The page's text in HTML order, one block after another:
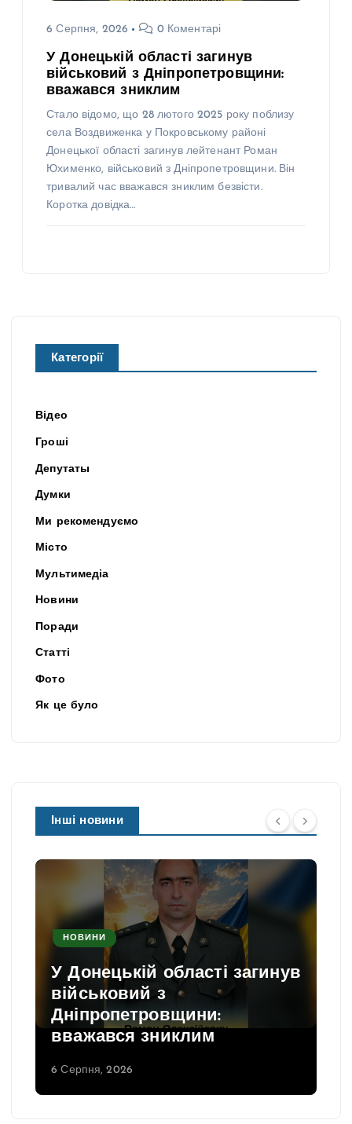
6 Серпня, 2026 0 Коментарі
У Донецькій області загинув
військовий з Дніпропетровщини:
вважався зниклим
Стало відомо, що 28 лютого 2025 року поблизу
села Воздвиженка у Покровському районі
Донецької області загинув лейтенант Роман
Юхименко, військовий з Дніпропетровщини. Він
тривалий час вважався зниклим безвісти.
Коротка довідка…
Категорії
Відео
Гроші
Депутаты
Думки
Ми рекомендуємо
Місто
Мультимедіа
Новини
Поради
Статті
Фото
Як це було
Інші новини
НОВИНИ
У Донецькій області загинув
військовий з
Дніпропетровщини:
вважався зниклим
6 Серпня, 2026